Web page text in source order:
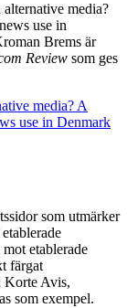
media?
use in
Brems är
Review som ges
media? A
use in Denmark
som utmärker
etablerade
färgat
Korte Avis,
som exempel.